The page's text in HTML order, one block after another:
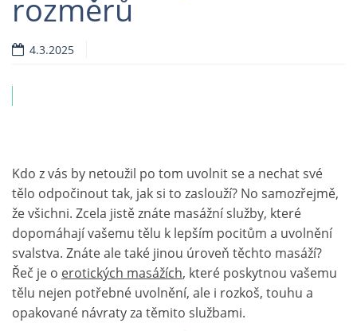
rozměrů
4.3.2025
Kdo z vás by netoužil po tom uvolnit se a nechat své
tělo odpočinout tak, jak si to zaslouží? No samozřejmě,
že všichni. Zcela jistě znáte masážní služby, které
dopomáhají vašemu tělu k lepším pocitům a uvolnění
svalstva. Znáte ale také jinou úroveň těchto masáží?
Řeč je o erotických masážích, které poskytnou vašemu
tělu nejen potřebné uvolnění, ale i rozkoš, touhu a
opakované návraty za těmito službami.